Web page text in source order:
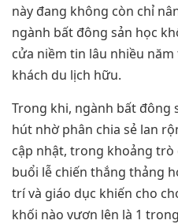
này đang không còn chỉ
ngành bất đông sản học
cửa niềm tin lâu nhiều
khách du lịch hữu.
Trong khi, ngành bất đông
hút nhờ phân chia sẻ lan
cập nhật, trong khoảng
buổi lễ chiến thắng thảng
trí và giáo dục khiến cho
khối nào vươn lên là 1